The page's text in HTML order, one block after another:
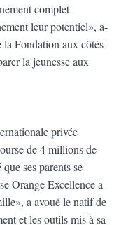
complet
leur potentiel», a-
la Fondation aux côtés
la jeunesse aux
privée
de 4 millions de
ses parents se
Orange Excellence a
a avoué le natif de
et les outils mis à sa